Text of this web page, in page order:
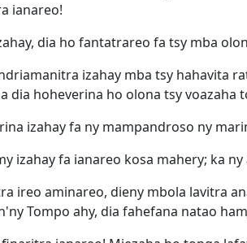
ianareo!
dia ho fantatrareo fa tsy mba
izahay mba tsy hahavita
dia hoheverina ho olona tsy voazaha
izahay fa ny mampandroso ny
izahay fa ianareo kosa mahery; ka
ireo aminareo, dieny mbola lavitra
Tompo ahy, dia fahefana natao